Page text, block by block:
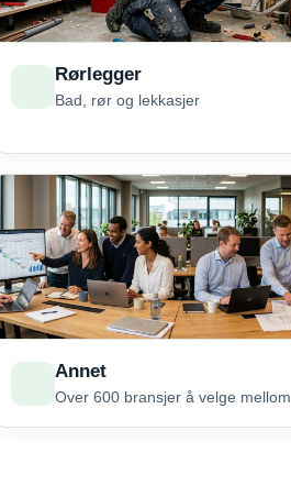
Rørlegger
Bad, rør og lekkasjer
Annet
Over 600 bransjer å velge mellom